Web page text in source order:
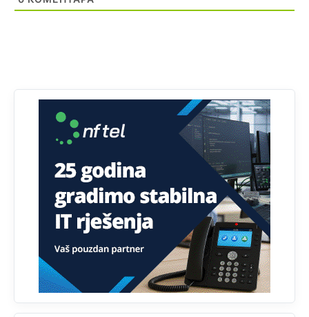
hahahaahaha sve michina i mikijeva familija
Анонимно2832702 9:27
Hoce li asvaltirati tunel ponovo...A ista firma je ko fol
radila tunel Kalovita brda...lose su uradili,kao da je
radjen prije 50 godina!?
Анонимно2832702 11:22
Nekada je bila kafana Tilava na Marindvoru,pjevala se
pjesma...Oj Tilavo nasred Marindvora jedina si srpska
gastiona.
Znači i tada ste patili za velikosrpstvom
Анонимно2832702 11:30
Tada ste se vi muslimani,izjasnjavali kao srbi .Citao sam